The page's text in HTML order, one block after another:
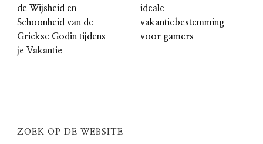
de Wijsheid en
Schoonheid van de
Griekse Godin tijdens
je Vakantie
ideale
vakantiebestemming
voor gamers
ZOEK OP DE WEBSITE